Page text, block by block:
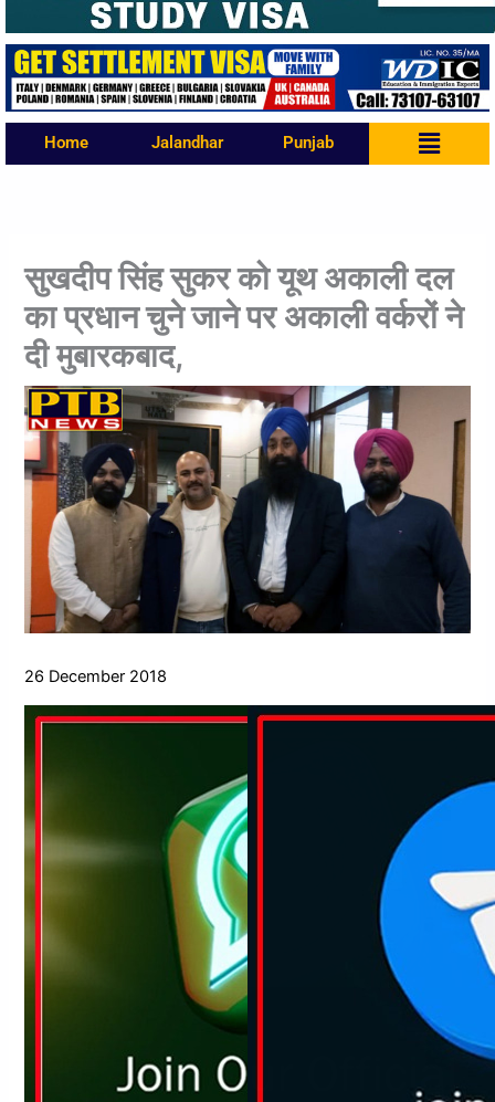
Home Jalandhar Punjab Menu
सुखदीप सिंह सुकर को यूथ अकाली दल
का प्रधान चुने जाने पर अकाली वर्करों ने
दी मुबारकबाद,
26 December 2018